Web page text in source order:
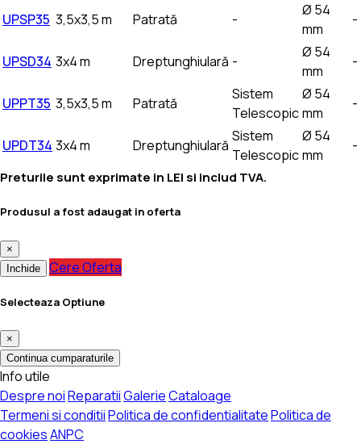
UPSP35 3,5x3,5 m Patrată -
Ø 54
mm
-
UPSD34 3x4 m Dreptunghiulară -
Ø 54
mm
-
UPPT35 3,5x3,5 m Patrată
Sistem
Telescopic
Ø 54
mm
-
UPDT34 3x4 m Dreptunghiulară
Sistem
Telescopic
Ø 54
mm
-
Preturile sunt exprimate in LEI si includ TVA.
Produsul a fost adaugat in oferta
×
Inchide
Cere Oferta
Selecteaza Optiune
×
Continua cumparaturile
Info utile
Despre noiReparatiiGalerieCataloage
Termeni si conditiiPolitica de confidentialitatePolitica de
cookiesANPC